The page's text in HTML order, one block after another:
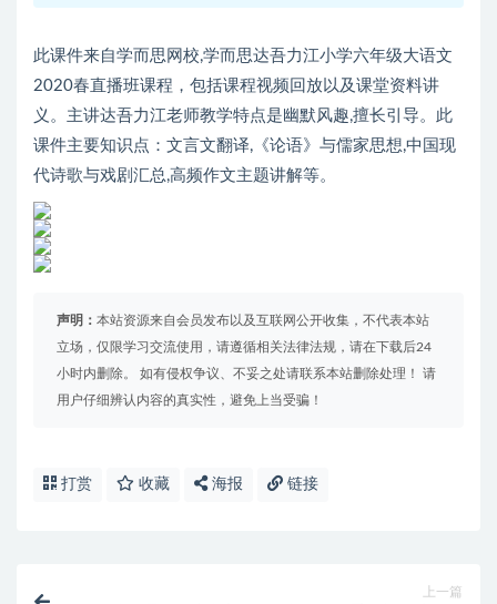
此课件来自学而思网校,学而思达吾力江小学六年级大语文
2020春直播班课程，包括课程视频回放以及课堂资料讲
义。主讲达吾力江老师教学特点是幽默风趣,擅长引导。此
课件主要知识点：文言文翻译,《论语》与儒家思想,中国现
代诗歌与戏剧汇总,高频作文主题讲解等。
声明： 本站资源来自会员发布以及互联网公开收集，不代表本站
立场，仅限学习交流使用，请遵循相关法律法规，请在下载后24
小时内删除。 如有侵权争议、不妥之处请联系本站删除处理！ 请
用户仔细辨认内容的真实性，避免上当受骗！
打赏 收藏 海报 链接
上一篇